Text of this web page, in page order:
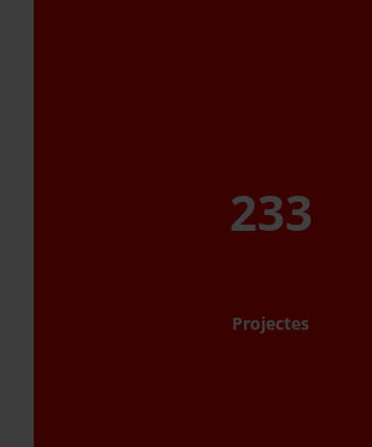
233
Projectes